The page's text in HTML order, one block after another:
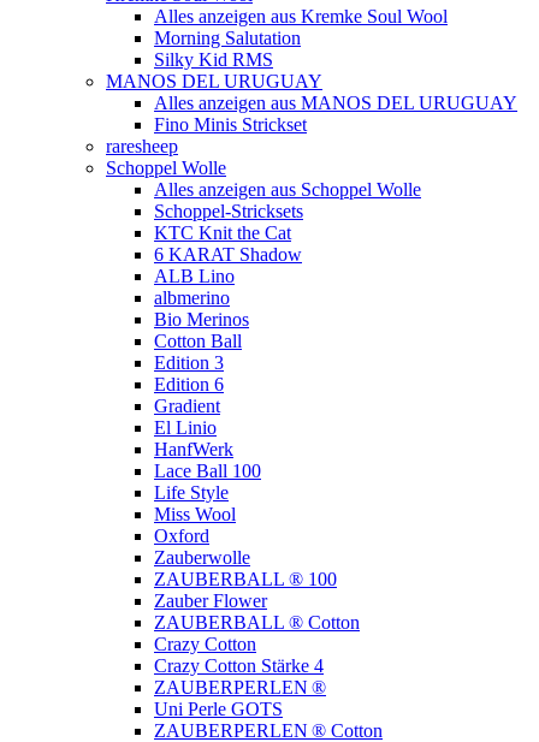
Alles anzeigen aus Kremke Soul Wool
Morning Salutation
Silky Kid RMS
MANOS DEL URUGUAY
Alles anzeigen aus MANOS DEL URUGUAY
Fino Minis Strickset
raresheep
Schoppel Wolle
Alles anzeigen aus Schoppel Wolle
Schoppel-Stricksets
KTC Knit the Cat
6 KARAT Shadow
ALB Lino
albmerino
Bio Merinos
Cotton Ball
Edition 3
Edition 6
Gradient
El Linio
HanfWerk
Lace Ball 100
Life Style
Miss Wool
Oxford
Zauberwolle
ZAUBERBALL ® 100
Zauber Flower
ZAUBERBALL ® Cotton
Crazy Cotton
Crazy Cotton Stärke 4
ZAUBERPERLEN ®
Uni Perle GOTS
ZAUBERPERLEN ® Cotton